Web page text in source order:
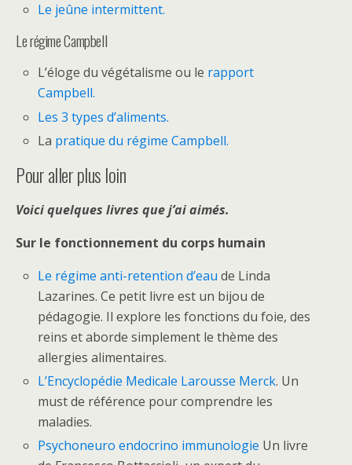
Le jeûne intermittent.
Le régime Campbell
L’éloge du végétalisme ou le rapport
Campbell.
Les 3 types d’aliments.
La pratique du régime Campbell.
Pour aller plus loin
Voici quelques livres que j’ai aimés.
Sur le fonctionnement du corps humain
Le régime anti-retention d’eau de Linda
Lazarines. Ce petit livre est un bijou de
pédagogie. Il explore les fonctions du foie, des
reins et aborde simplement le thème des
allergies alimentaires.
L’Encyclopédie Medicale Larousse Merck. Un
must de référence pour comprendre les
maladies.
Psychoneuro endocrino immunologie Un livre